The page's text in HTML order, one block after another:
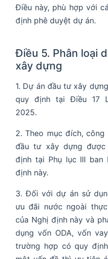
Điều này, phù hợp với
định phê duyệt dự án.
Điều 5. Phân loại
xây dựng
1. Dự án đầu tư xây
quy định tại Điều 17
2025.
2. Theo mục đích,
đầu tư xây dựng
định tại Phụ lục III ban
định này.
3. Đối với dự án sử
ưu đãi nước ngoài
của Nghị định này và
dụng vốn ODA, vốn
trường hợp có quy